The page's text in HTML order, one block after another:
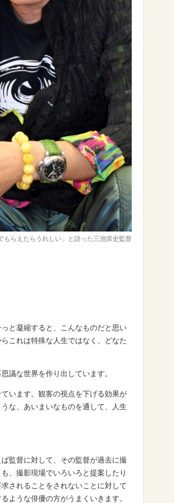
もらえたらうれしい」と語った三池崇史監督
と凝縮すると、こんなものだと思い
これは特殊な人生ではなく、どなた
議な世界を作り出しています。
います。観客の視点を下げる効果が
な、あいまいなものを通して、人生
監督に対して、その監督が過去に撮
、撮影現場でいろいろと提案したり
されることをされないことに対して
ような俳優の方がうまくいきます。